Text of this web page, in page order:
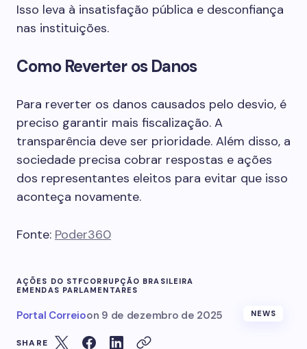
Isso leva à insatisfação pública e desconfiança
nas instituições.
Como Reverter os Danos
Para reverter os danos causados pelo desvio, é
preciso garantir mais fiscalização. A
transparência deve ser prioridade. Além disso, a
sociedade precisa cobrar respostas e ações
dos representantes eleitos para evitar que isso
aconteça novamente.
Fonte: Poder360
AÇÕES DO STFCORRUPÇÃO BRASILEIRA
EMENDAS PARLAMENTARES
Portal Correioon 9 de dezembro de 2025 NEWS
SHARE